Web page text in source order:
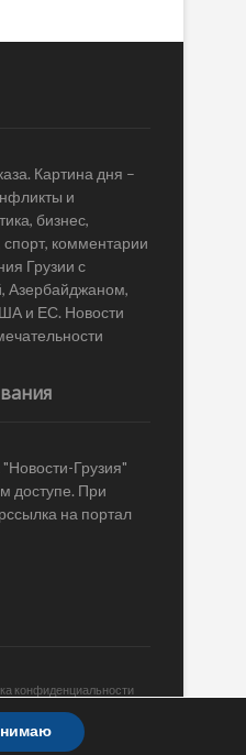
Картина дня –
и
бизнес,
спорт, комментарии
Грузии с
Азербайджаном,
и ЕС. Новости
Грузия"
доступе. При
на портал
конфиденциальности